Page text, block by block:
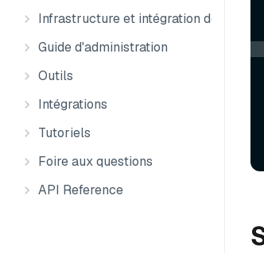
Infrastructure et intégration des
Guide d'administration
Outils
Intégrations
Tutoriels
Foire aux questions
API Reference